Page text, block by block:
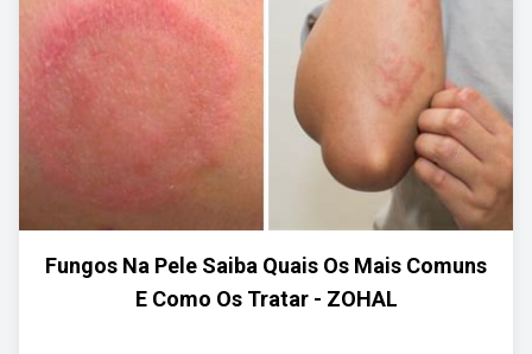
Fungos Na Pele Saiba Quais Os Mais Comuns
E Como Os Tratar - ZOHAL